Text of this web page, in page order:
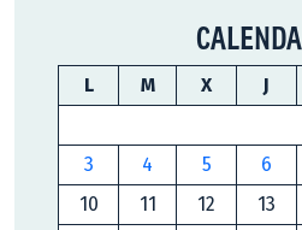
L M X J
3
4 5 6
10
11 12 13